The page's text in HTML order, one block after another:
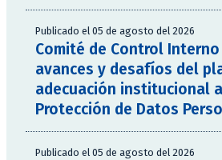
Publicado el 05 de agosto del 2026
Comité de Control
avances y desafíos del
adecuación institucional
Protección de Datos
Publicado el 05 de agosto del 2026